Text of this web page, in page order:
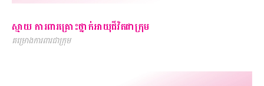
ស្មាយ ការពារគ្រោះថ្នាក់អាយុជីវិតជាក្រុម
គម្រោងការពារជាក្រុម